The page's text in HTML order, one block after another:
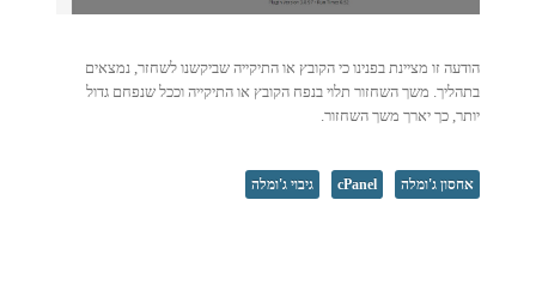
הודעה זו מציינת בפנינו כי הקובץ או התיקייה שביקשנו לשחזר, נמצאים
בתהליך. משך השחזור תלוי בנפח הקובץ או התיקייה וככל שנפחם גדול
יותר, כך יארך משך השחזור.
אחסון ג'ומלה cPanel גיבוי ג'ומלה